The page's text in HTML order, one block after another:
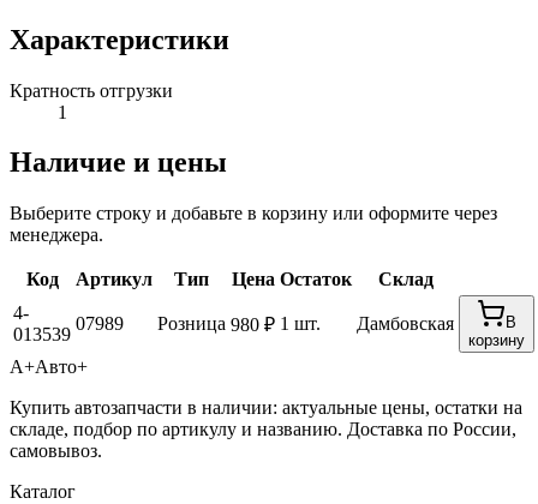
Характеристики
Кратность отгрузки
1
Наличие и цены
Выберите строку и добавьте в корзину или оформите через
менеджера.
Код Артикул Тип Цена Остаток
Склад
4-
013539
07989 Розница 980 ₽ 1 шт. Дамбовская
В
корзину
А+Авто+
Купить автозапчасти в наличии: актуальные цены, остатки на
складе, подбор по артикулу и названию. Доставка по России,
самовывоз.
Каталог